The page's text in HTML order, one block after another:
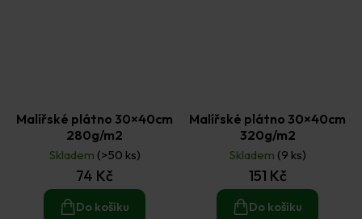
Malířské plátno 30×40cm
280g/m2
Skladem (>50 ks)
74 Kč
Do košíku
Malířské plátno 30×40cm
320g/m2
Skladem (9 ks)
151 Kč
Do košíku